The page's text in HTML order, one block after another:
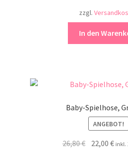
zzgl.
In den
Baby-Spielhose,
ANGEBOT!
26,80€ 22,00€ inkl.